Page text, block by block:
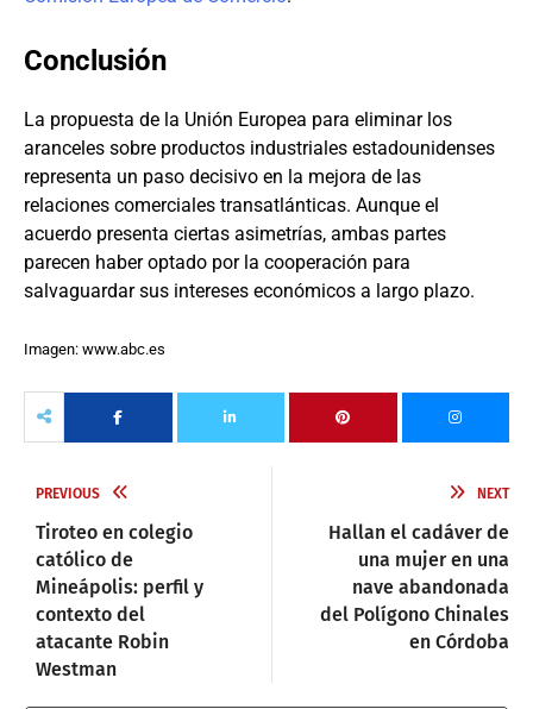
Conclusión
La propuesta de la Unión Europea para eliminar los
aranceles sobre productos industriales estadounidenses
representa un paso decisivo en la mejora de las
relaciones comerciales transatlánticas. Aunque el
acuerdo presenta ciertas asimetrías, ambas partes
parecen haber optado por la cooperación para
salvaguardar sus intereses económicos a largo plazo.
Imagen: www.abc.es
PREVIOUS
Tiroteo en colegio
católico de
Mineápolis: perfil y
contexto del
atacante Robin
Westman
NEXT
Hallan el cadáver de
una mujer en una
nave abandonada
del Polígono Chinales
en Córdoba